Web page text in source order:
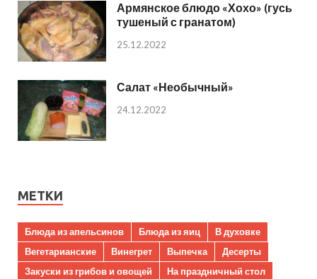
Армянское блюдо «Хохо» (гусь
тушеный с гранатом)
25.12.2022
Салат «Необычный»
24.12.2022
МЕТКИ
Блюда из апельсинов Блюда из яиц
В духовке
Вегетарианские
Винегрет Выпечка
Десерты
Закуски из грибов и овощей
На праздничный стол